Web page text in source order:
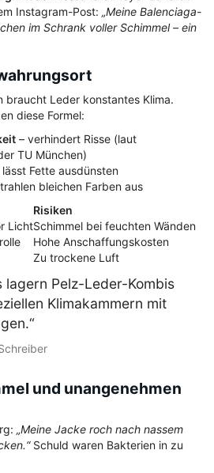
Instagram-Post: „Meine Balenciaga-
im Schrank voller Schimmel – ein
braucht Leder konstantes Klima.
diese Formel:
– verhindert Risse (laut
TU München)
Fette ausdünsten
bleichen Farben aus
Risiken
LichtSchimmel bei feuchten Wänden
Hohe Anschaffungskosten
Zu trockene Luft
lagern Pelz-Leder-Kombis
Klimakammern mit
und unangenehmen
„Meine Jacke roch nach nassem
Schuld waren Bakterien in zu